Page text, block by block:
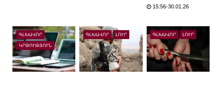
15:56-30.01.26
ԳԼԽԱՎՈՐ
ԿՐԹՈՒԹՅՈՒՆ
ԳԼԽԱՎՈՐ ԼՈՒՐ ԳԼԽԱՎՈՐ ԼՈՒՐ